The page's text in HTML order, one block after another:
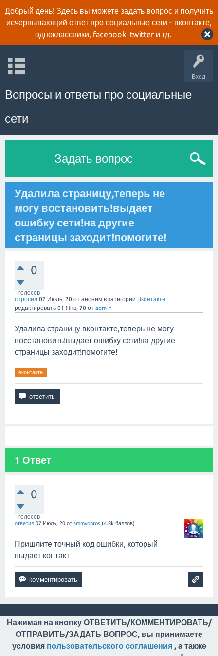
Добрый день! Здесь вы можете задать вопрос и получить
исчерпывающий ответ про социальные сети - вконтакте,
одноклассники, facebook, twitter и тд.
Вход
Вопросы и ответы про социальные
сети
Задать вопрос
Удалила страницу,теперь не
могу востановить!выдает
ошибку сети!на другие
страницы заходит!помогите!
0
голосов
спросил 07 Июль, 20 от аноним в категории Вконтакте
редактировать 01 Янв, 70 от admin
Удалила страницу вконтакте,теперь не могу
воcстановить!выдает ошибку сети!на другие
страницы заходит!помогите!
вконтакте
1 Ответ
0
голосов
ответил 07 Июль, 20 от smmvopros (4.8k баллов)
Пришлите точный код ошибки, который
выдает контакт
Нажимая на кнопку ОТВЕТИТЬ/КОММЕНТИРОВАТЬ/
ОТПРАВИТЬ/ЗАДАТЬ ВОПРОС, вы принимаете
условия пользовательского соглашения, а также